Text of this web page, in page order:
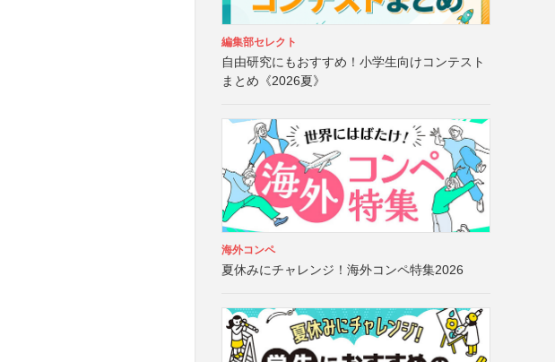
編集部セレクト
自由研究にもおすすめ！小学生向けコンテスト
まとめ《2026夏》
海外コンペ
夏休みにチャレンジ！海外コンペ特集2026